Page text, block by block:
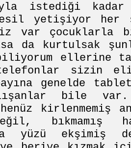
istediği kadar
yetişiyor her
var çocuklarla
da kurtulsak
ellerine
sizin
genelde
bile
henüz kirlenmemiş
bıkmamış
yüzü